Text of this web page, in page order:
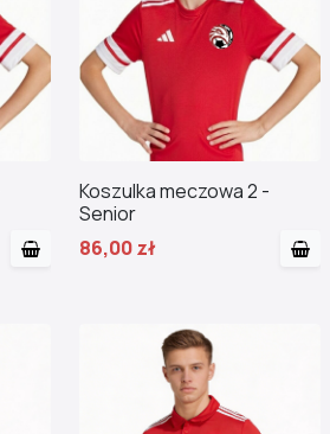
Koszulka meczowa 2 -
Senior
86,00 zł